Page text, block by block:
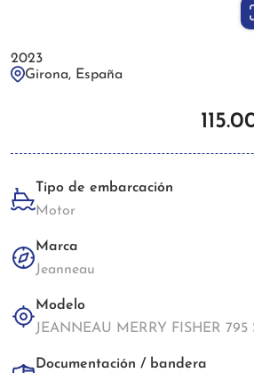
2023
Girona, España
Tipo de embarcación
Motor
Marca
Jeanneau
Modelo
JEANNEAU MERRY FISHER 795
Documentación / bandera